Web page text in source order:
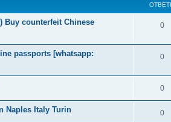
Buy counterfeit Chinese
0
passports [whatsapp:
0
0
Naples Italy Turin 0